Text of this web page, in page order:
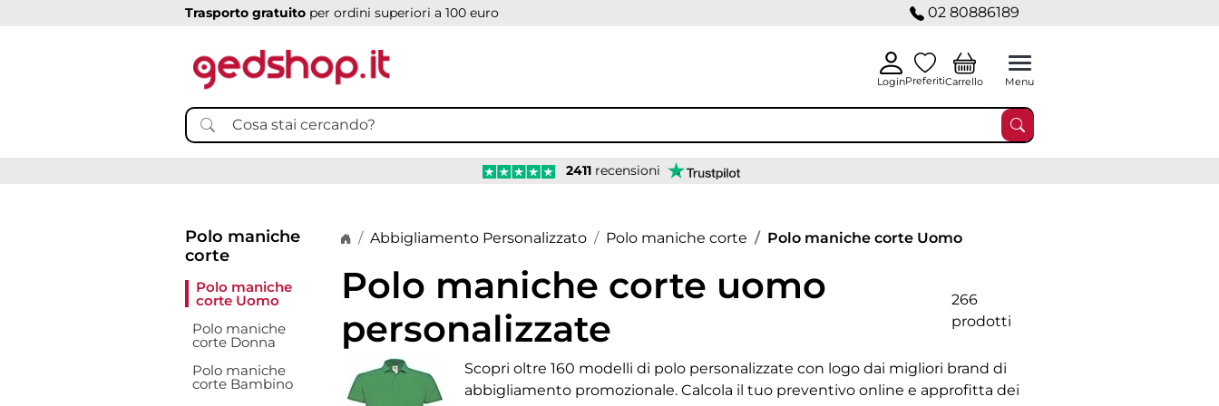
Trasporto gratuito per ordini superiori a 100 euro 02 80886189
LoginPreferitiCarrello Menu
2411 recensioni
Polo maniche
corte
Polo maniche
corte Uomo
Polo maniche
corte Donna
Polo maniche
corte Bambino
Home page
Abbigliamento Personalizzato Polo maniche corte Polo maniche corte Uomo
Polo maniche corte uomo
personalizzate
266
prodotti
Scopri oltre 160 modelli di polo personalizzate con logo dai migliori brand di
abbigliamento promozionale. Calcola il tuo preventivo online e approfitta dei